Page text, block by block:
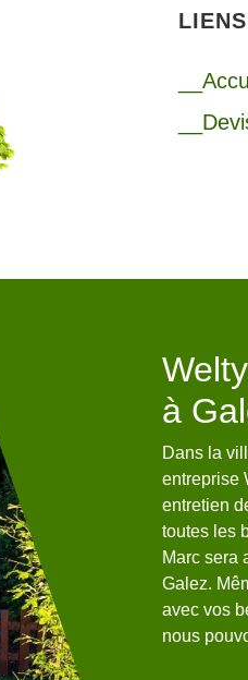
; sachez que,
chez vous.
votre disposition
derniers se
vos besoins,
Comme nous
notre
en entretien
à
Dans la
entreprise
entretien
toutes les
Marc sera
Galez.
avec vos
nous